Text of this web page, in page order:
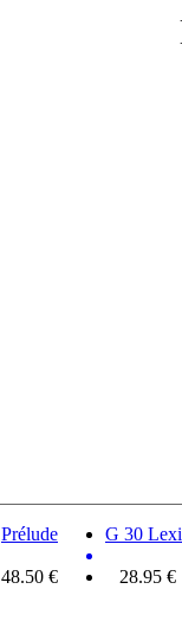
Prélude
48.50 €
G 30
28.95 €